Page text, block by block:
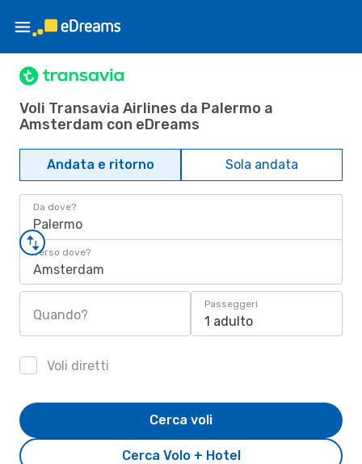
Voli Transavia Airlines da Palermo a
Amsterdam con eDreams
Andata e ritorno Sola andata
Da dove?
Palermo
Verso dove?
Amsterdam
Quando?
Passeggeri
1 adulto
Voli diretti
Cerca Volo + Hotel
Cerca voli